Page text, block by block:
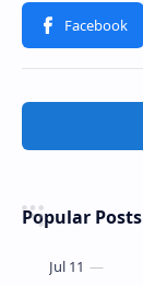
Popular Posts